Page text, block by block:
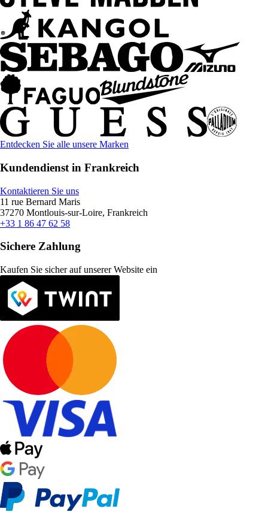
Entdecken Sie alle unsere Marken
Kundendienst in Frankreich
Kontaktieren Sie uns
11 rue Bernard Maris
37270 Montlouis-sur-Loire, Frankreich
+33 1 86 47 62 58
Sichere Zahlung
Kaufen Sie sicher auf unserer Website ein